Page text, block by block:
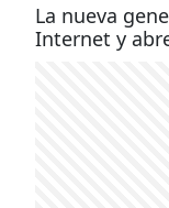
La nueva
Internet y